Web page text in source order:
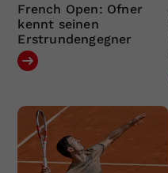
French Open: Ofner
kennt seinen
Erstrundengegner